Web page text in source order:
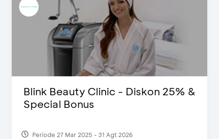
Blink Beauty Clinic - Diskon 25% &
Special Bonus
Periode 27 Mar 2025 - 31 Agt 2026